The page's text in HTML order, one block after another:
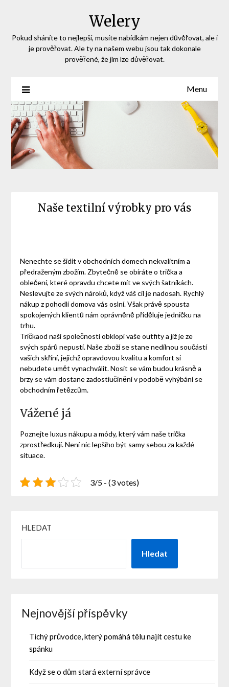
Welery
Pokud sháníte to nejlepší, musíte nabídkám nejen důvěřovat, ale i
je prověřovat. Ale ty na našem webu jsou tak dokonale
prověřené, že jim lze důvěřovat.
Menu
Naše textilní výrobky pro vás
Nenechte se šidit v obchodních domech nekvalitním a
předraženým zbožím. Zbytečně se obíráte o trička a
oblečení, které opravdu chcete mít ve svých šatníkách.
Neslevujte ze svých nároků, když váš cíl je nadosah. Rychlý
nákup z pohodlí domova vás oslní. Však právě spousta
spokojených klientů nám oprávněně přiděluje jedničku na
trhu.
Tričkaod naší společnosti obklopí vaše outfity a již je ze
svých spárů nepustí. Naše zboží se stane nedílnou součástí
vašich skříní, jejichž opravdovou kvalitu a komfort si
nebudete umět vynachválit. Nosit se vám budou krásně a
brzy se vám dostane zadostiučinění v podobě vyhýbání se
obchodním řetězcům.
Vážené já
Poznejte luxus nákupu a módy, který vám našetrička
zprostředkují. Není nic lepšího být samy sebou za každé
situace.
3/5 - (3 votes)
HLEDAT
Hledat
Nejnovější příspěvky
Tichý průvodce, který pomáhá tělu najít cestu ke
spánku
Když se o dům stará externí správce